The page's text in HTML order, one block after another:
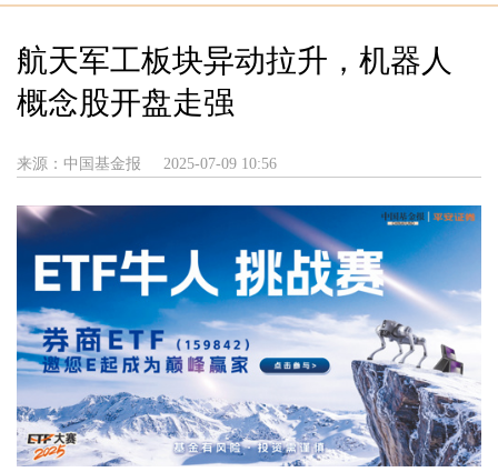
航天军工板块异动拉升，机器人
概念股开盘走强
来源：中国基金报 2025-07-09 10:56